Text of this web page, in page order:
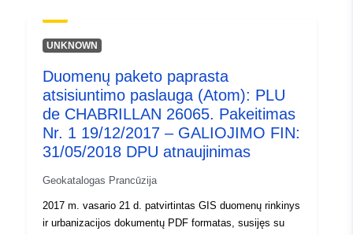
UNKNOWN
Duomenų paketo paprasta
atsisiuntimo paslauga (Atom): PLU
de CHABRILLAN 26065. Pakeitimas
Nr. 1 19/12/2017 – GALIOJIMO FIN:
31/05/2018 DPU atnaujinimas
Geokatalogas Prancūzija
2017 m. vasario 21 d. patvirtintas GIS duomenų rinkinys
ir urbanizacijos dokumentų PDF formatas, susijęs su